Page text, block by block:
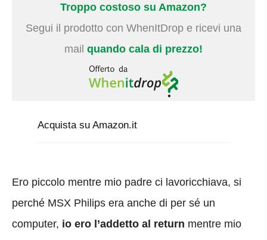
Troppo costoso su Amazon?
Segui il prodotto con WhenItDrop e ricevi una
mail quando cala di prezzo!
Acquista su Amazon.it
Ero piccolo mentre mio padre ci lavoricchiava, si
perché MSX Philips era anche di per sé un
computer, io ero l’addetto al return mentre mio